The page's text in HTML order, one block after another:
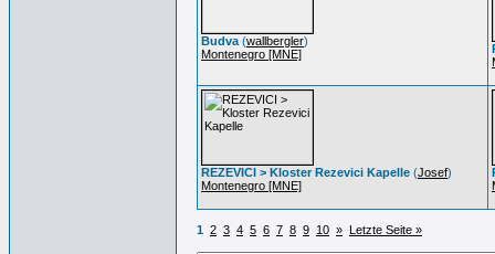
Budva (wallbergler)
Montenegro [MNE]
REZEVICI > Kloster Rezevici Kapelle (Josef)
Montenegro [MNE]
1 2 3 4 5 6 7 8 9 10 » Letzte Seite »